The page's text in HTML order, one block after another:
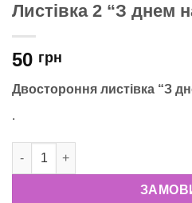
Листівка 2 “З днем
50 грн
Двостороння листівка “З
.
Листівка 2 "З днем народження"